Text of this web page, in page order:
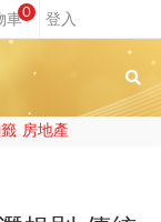
0
房地產